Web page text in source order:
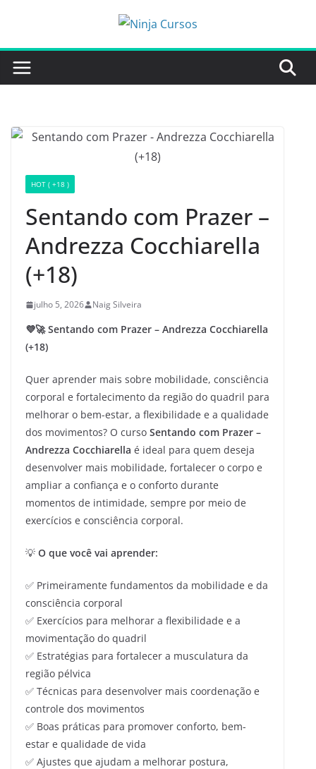
o
conteúdo
HOT ( +18 )
Sentando com Prazer –
Andrezza Cocchiarella
(+18)
julho 5, 2026 Naig Silveira
💜🚀 Sentando com Prazer – Andrezza Cocchiarella
(+18)
Quer aprender mais sobre mobilidade, consciência
corporal e fortalecimento da região do quadril para
melhorar o bem-estar, a flexibilidade e a qualidade
dos movimentos? O curso Sentando com Prazer –
Andrezza Cocchiarella é ideal para quem deseja
desenvolver mais mobilidade, fortalecer o corpo e
ampliar a confiança e o conforto durante
momentos de intimidade, sempre por meio de
exercícios e consciência corporal.
💡 O que você vai aprender:
✅ Primeiramente fundamentos da mobilidade e da
consciência corporal
✅ Exercícios para melhorar a flexibilidade e a
movimentação do quadril
✅ Estratégias para fortalecer a musculatura da
região pélvica
✅ Técnicas para desenvolver mais coordenação e
controle dos movimentos
✅ Boas práticas para promover conforto, bem-
estar e qualidade de vida
✅ Ajustes que ajudam a melhorar postura,